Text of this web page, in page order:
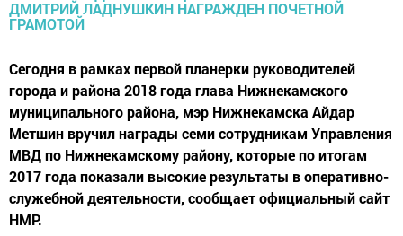
Сегодня в рамках первой планерки руководителей
города и района 2018 года глава Нижнекамского
муниципального района, мэр Нижнекамска Айдар
Метшин вручил награды семи сотрудникам Управления
МВД по Нижнекамскому району, которые по итогам
2017 года показали высокие результаты в оперативно-
служебной деятельности, сообщает официальный сайт
НМР.